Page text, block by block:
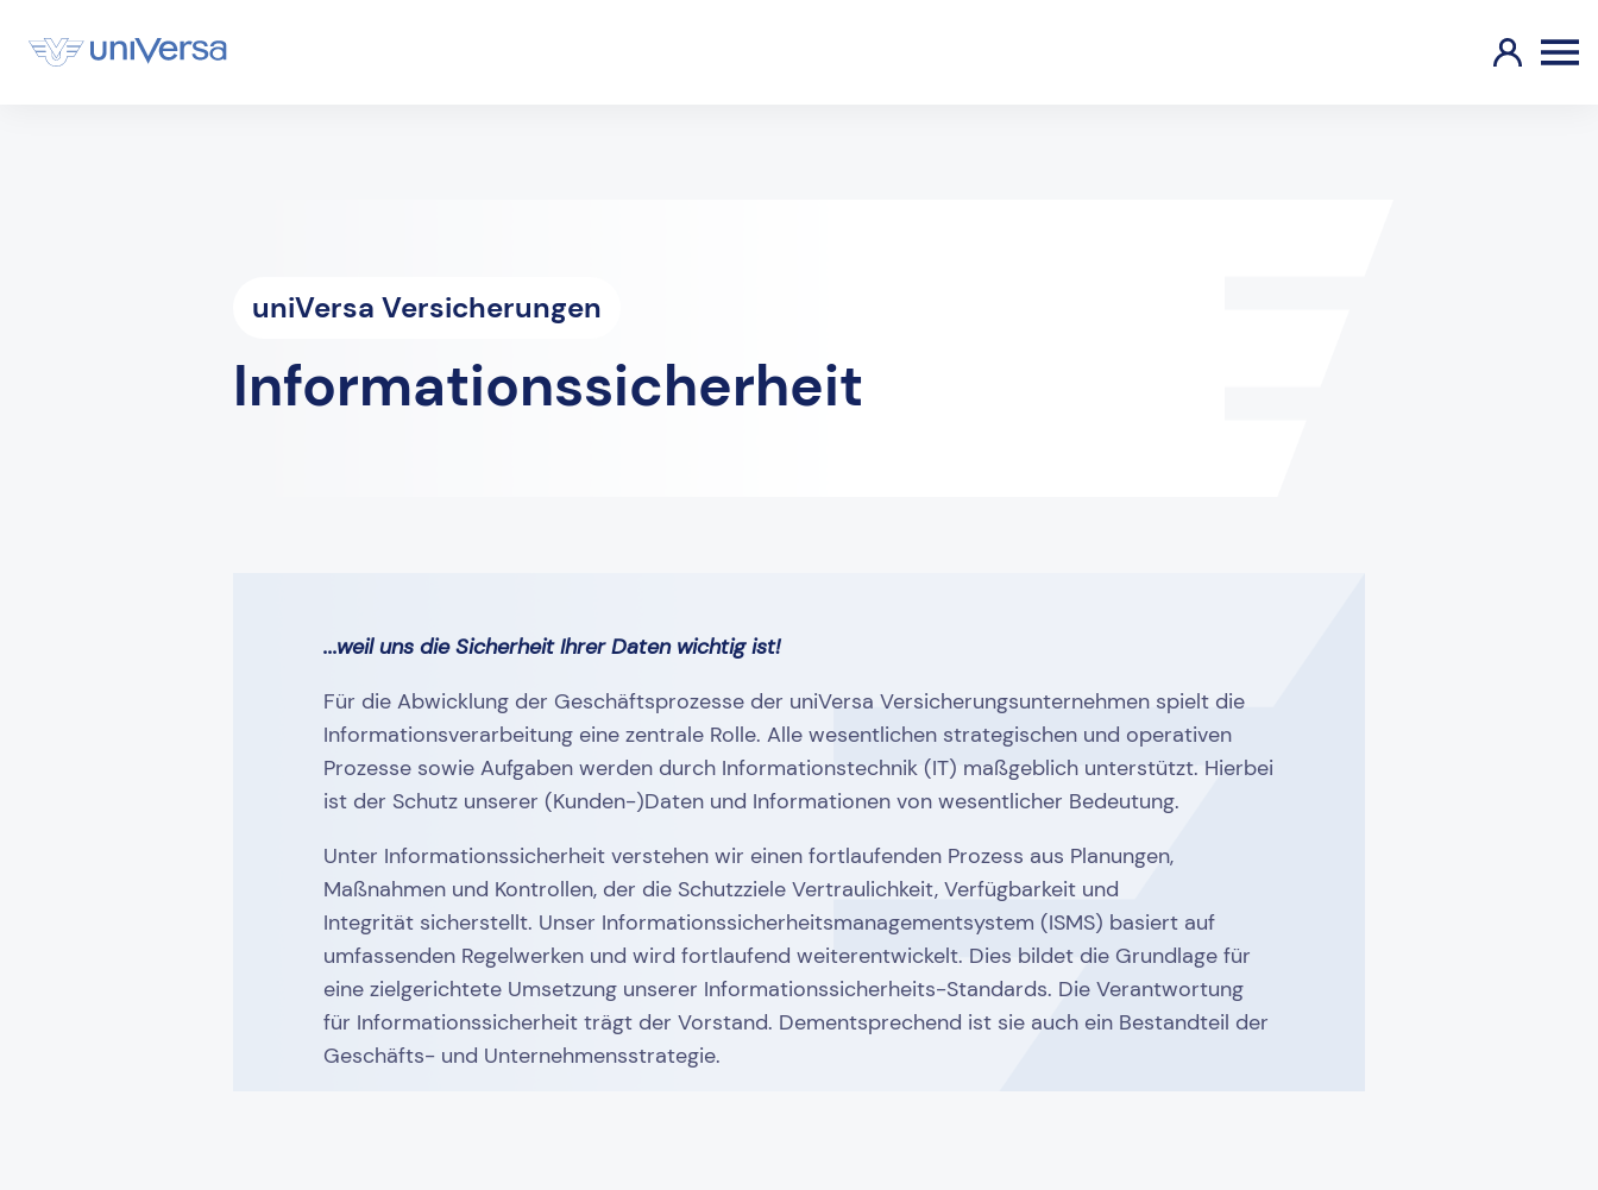
uniVersa Versicherungen
Informationssicherheit
...weil uns die Sicherheit Ihrer Daten wichtig ist!
Für die Abwicklung der Geschäftsprozesse der uniVersa Versicherungsunternehmen spielt die
Informationsverarbeitung eine zentrale Rolle. Alle wesentlichen strategischen und operativen
Prozesse sowie Aufgaben werden durch Informationstechnik (IT) maßgeblich unterstützt. Hierbei
ist der Schutz unserer (Kunden-)Daten und Informationen von wesentlicher Bedeutung.
Unter Informationssicherheit verstehen wir einen fortlaufenden Prozess aus Planungen,
Maßnahmen und Kontrollen, der die Schutzziele Vertraulichkeit, Verfügbarkeit und
Integrität sicherstellt. Unser Informationssicherheitsmanagementsystem (ISMS) basiert auf
umfassenden Regelwerken und wird fortlaufend weiterentwickelt. Dies bildet die Grundlage für
eine zielgerichtete Umsetzung unserer Informationssicherheits-Standards. Die Verantwortung
für Informationssicherheit trägt der Vorstand. Dementsprechend ist sie auch ein Bestandteil der
Geschäfts- und Unternehmensstrategie.